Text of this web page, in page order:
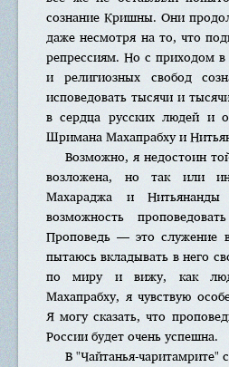
сознание Кришны. Они
даже несмотря на то, что
репрессиям. Но с приходом
и религиозных свобод
исповедовать тысячи и
в сердца русских людей и
Шримана Махапрабху и
Возможно, я недостоин
возложена, но так или
Махараджа и
возможность
Проповедь — это служение
пытаюсь вкладывать в него
по миру и вижу, как
Махапрабху, я чувствую
Я могу сказать, что
России будет очень успешна.
В "Чайтанья-чаритамрите"